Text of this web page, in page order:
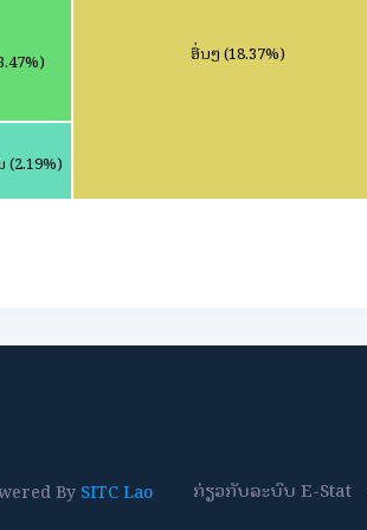
By SITC Lao ກ່ຽວກັບລະບົບ E-Stat